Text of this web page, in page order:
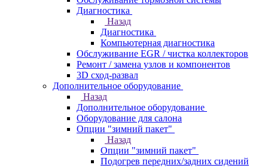
Диагностика
Назад
Диагностика
Компьютерная диагностика
Обслуживание EGR / чистка коллекторов
Ремонт / замена узлов и компонентов
3D сход-развал
Дополнительное оборудование
Назад
Дополнительное оборудование
Оборудование для салона
Опции "зимний пакет"
Назад
Опции "зимний пакет"
Подогрев передних/задних сидений